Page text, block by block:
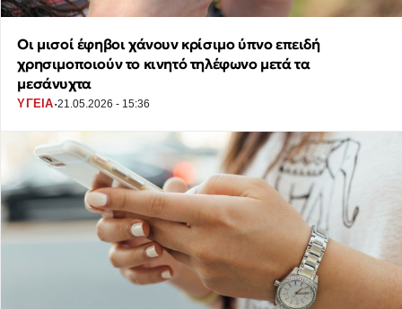
Οι μισοί έφηβοι χάνουν κρίσιμο ύπνο επειδή
χρησιμοποιούν το κινητό τηλέφωνο μετά τα
μεσάνυχτα
ΥΓΕΙΑ·21.05.2026 - 15:36